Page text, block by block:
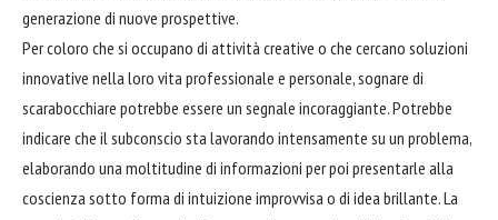
generazione di nuove prospettive.
Per coloro che si occupano di attività creative o che cercano soluzioni
innovative nella loro vita professionale e personale, sognare di
scarabocchiare potrebbe essere un segnale incoraggiante. Potrebbe
indicare che il subconscio sta lavorando intensamente su un problema,
elaborando una moltitudine di informazioni per poi presentarle alla
coscienza sotto forma di intuizione improvvisa o di idea brillante. La